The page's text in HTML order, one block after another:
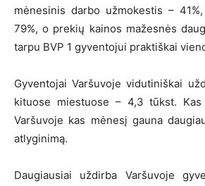
mėnesinis darbo užmokestis –
79%, o prekių kainos mažesnės
tarpu BVP 1 gyventojui praktiškai
Gyventojai Varšuvoje vidutiniškai
kituose miestuose – 4,3 tūkst.
Varšuvoje kas mėnesį gauna
atlyginimą.
Daugiausiai uždirba Varšuvoje